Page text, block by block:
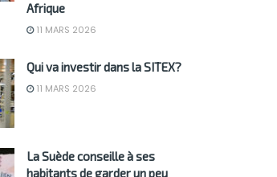
Afrique
11 MARS 2026
Qui va investir dans la SITEX?
11 MARS 2026
La Suède conseille à ses
habitants de garder un peu